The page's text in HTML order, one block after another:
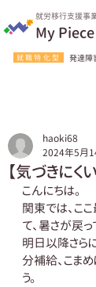
就労移行支援事
My
就職特化型 発達障
【気づきにく
haoki68
2024年5月
こんにちは。
関東では、こ
て、暑さが戻っ
明日以降さら
分補給、こま
う。